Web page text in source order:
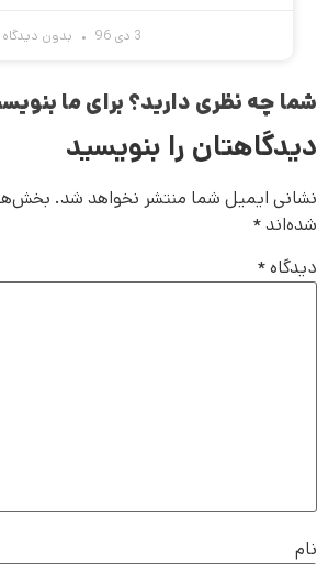
3 دی 96 بدون دیدگاه
شما چه نظری دارید؟ برای ما
دیدگاهتان را بنویسید
نشانی ایمیل شما منتشر نخواهد شد.
شده‌اند*
دیدگاه*
نام